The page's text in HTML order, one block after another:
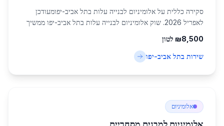
סקירה כללית על אלומיניום לבנייה עלות בתל אביב-יפומעודכן
לאפריל 2026. שוק אלומיניום לבנייה עלות בתל אביב-יפו ממשיך
תושבים באזור המרכזי הזה. תל אביב-י...
₪8,500 לטון
שירות בתל אביב-יפו
אלומיניום